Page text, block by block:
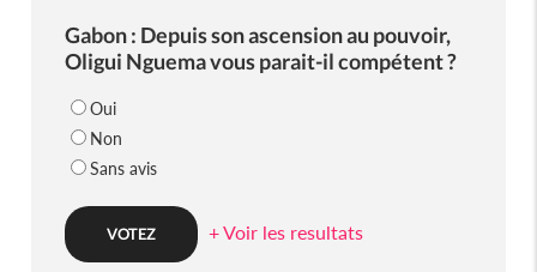
Gabon : Depuis son ascension au pouvoir,
Oligui Nguema vous parait-il compétent ?
Oui
Non
Sans avis
+ Voir les resultats